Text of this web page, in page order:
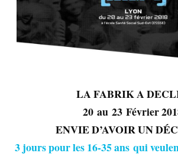
LA FABRIK A
20 au 23 Février
ENVIE D’AVOIR UN
3 jours pour les 16-35 ans qui